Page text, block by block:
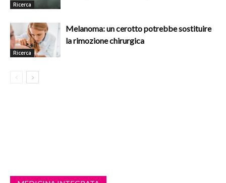
Ricerca
Ricerca
Melanoma: un cerotto potrebbe sostituire
la rimozione chirurgica